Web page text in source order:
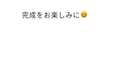
完成をお楽しみに